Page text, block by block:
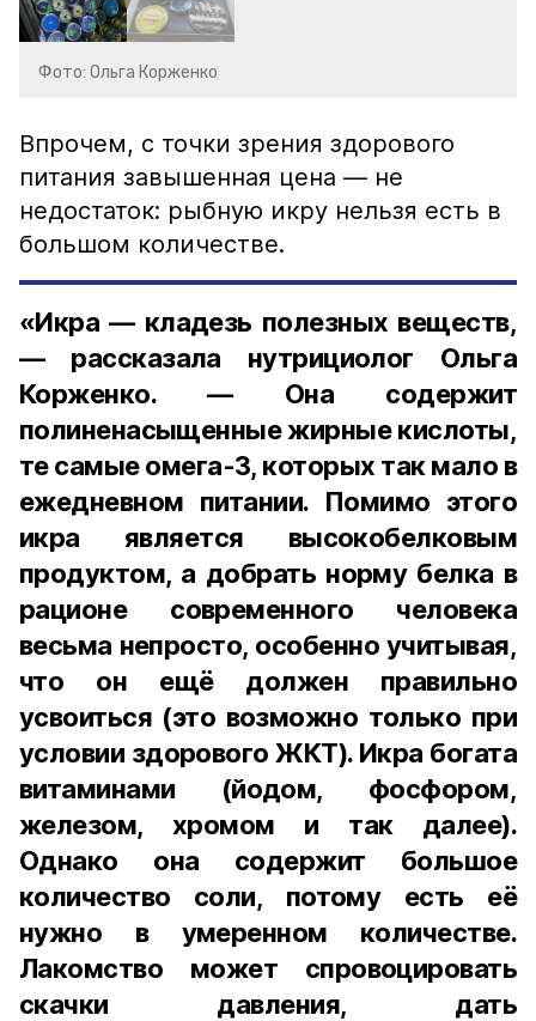
Фото: Ольга Корженко
Впрочем, с точки зрения здорового
питания завышенная цена — не
недостаток: рыбную икру нельзя есть в
большом количестве.
«Икра — кладезь полезных веществ,
— рассказала нутрициолог Ольга
Корженко. — Она содержит
полиненасыщенные жирные кислоты,
те самые омега-3, которых так мало в
ежедневном питании. Помимо этого
икра является высокобелковым
продуктом, а добрать норму белка в
рационе современного человека
весьма непросто, особенно учитывая,
что он ещё должен правильно
усвоиться (это возможно только при
условии здорового ЖКТ). Икра богата
витаминами (йодом, фосфором,
железом, хромом и так далее).
Однако она содержит большое
количество соли, потому есть её
нужно в умеренном количестве.
Лакомство может спровоцировать
скачки давления, дать